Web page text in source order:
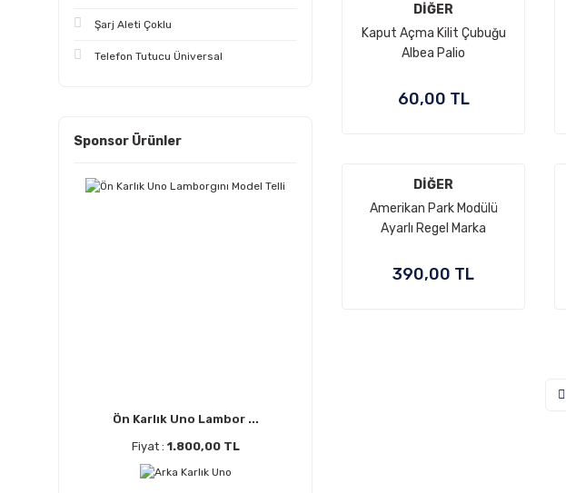
Şarj Aleti Çoklu
Telefon Tutucu Üniversal
Sponsor Ürünler
Ön Karlık Uno Lambor ...
Fiyat : 1.800,00 TL
DİĞER
Kaput Açma Kilit Çubuğu
Albea Palio
60,00 TL
DİĞER
Amerikan Park Modülü
Ayarlı Regel Marka
390,00 TL